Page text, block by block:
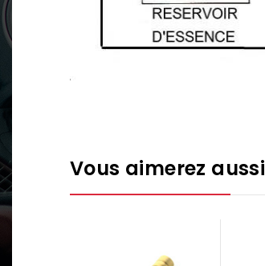
Vous aimerez aussi